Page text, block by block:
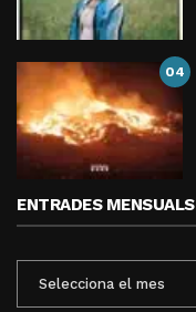
04
ENTRADES MENSUALS
MENSUALS